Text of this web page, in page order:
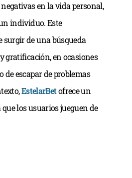
en la vida personal,
individuo. Este
de una búsqueda
gratificación, en ocasiones
de escapar de problemas
EstelarBetofrece un
los usuarios jueguen de